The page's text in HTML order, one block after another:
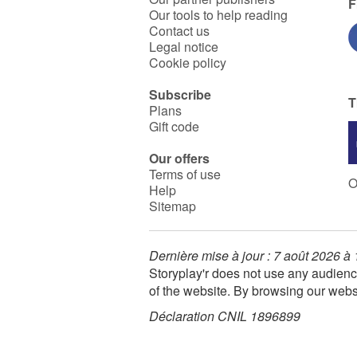
bille dans les dessins de
Carole Chaix accentuent la
force avec laquelle l’enfant se
projette dans des situations
qui ont pour lui autant de
environnant.
Our tools to help reading
Contact us
Legal notice
Cookie policy
Subscribe
Plans
Gift code
Our offers
Terms of use
Help
Sitemap
Dernière mise à jour : 7 août 2026 à
Storyplay'r does not use any
of the website. By browsing our
Déclaration CNIL 1896899